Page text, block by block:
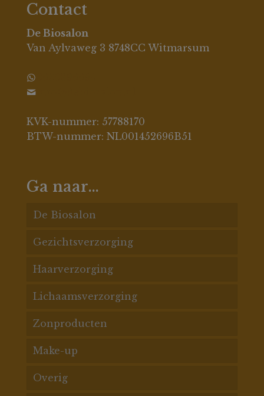
Contact
De Biosalon
Van Aylvaweg 3 8748CC Witmarsum
KVK-nummer: 57788170
BTW-nummer: NL001452696B51
Ga naar…
De Biosalon
De Biosalon behandelingen
Acnespecialisatie
Gezichtsbehandelingen
Massages
Prijslijst
Gratis online Lakshmi huidadvies!
Gezichtsverzorging
Acne huid
Pigment
Rosacea
Anti rimpel
Droge huid
Haarverzorging
Haarconditioners
Haarmaskers
Shampoos
Styling
Lichaamsverzorging
Badproducten
Bodylotion
Bodyscrub
Zonproducten
Gezichtsbescherming
Haarbescherming
Make-up
Ogen
Overig